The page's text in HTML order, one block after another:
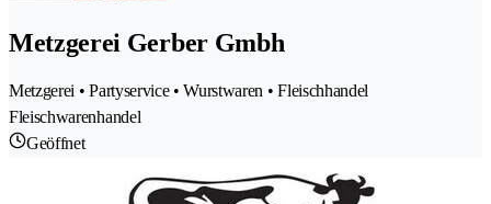
Metzgerei Gerber Gmbh
Metzgerei • Partyservice • Wurstwaren • Fleischhandel
Fleischwarenhandel
Geöffnet